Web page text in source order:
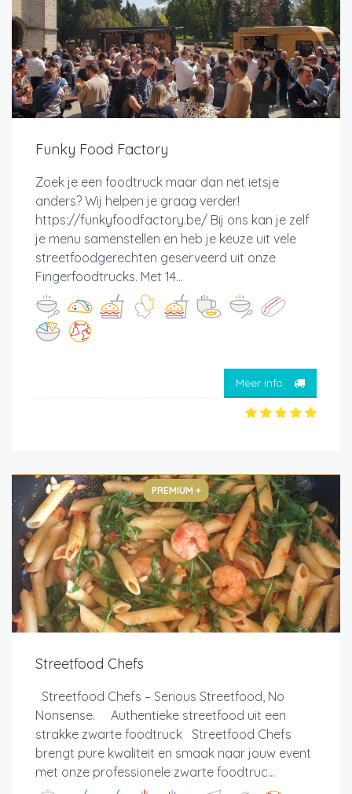
Funky Food Factory
Zoek je een foodtruck maar dan net ietsje
anders? Wij helpen je graag verder!
https://funkyfoodfactory.be/ Bij ons kan je zelf
je menu samenstellen en heb je keuze uit vele
streetfoodgerechten geserveerd uit onze
Fingerfoodtrucks. Met 14...
Meer info
PREMIUM +
Streetfood Chefs
Streetfood Chefs – Serious Streetfood, No
Nonsense. Authentieke streetfood uit een
strakke zwarte foodtruck Streetfood Chefs
brengt pure kwaliteit en smaak naar jouw event
met onze professionele zwarte foodtruc...